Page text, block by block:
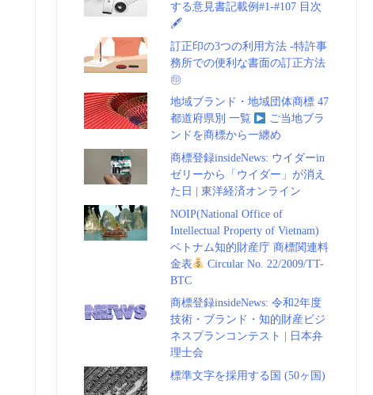
する意見書記載例#1-#107 目次
🖋
訂正印の3つの利用方法 -特許事
務所での便利な書面の訂正方法
㊞
地域ブランド・地域団体商標 47
都道府県別 一覧
ご当地ブラ
ンドを商標から一纏め
商標登録insideNews: ウイダーin
ゼリーから「ウイダー」が消え
た日 | 東洋経済オンライン
NOIP(National Office of
Intellectual Property of Vietnam)
ベトナム知的財産庁 商標関連料
金表
Circular No. 22/2009/TT-
BTC
商標登録insideNews: 令和2年度
技術・ブランド・知的財産ビジ
ネスプランコンテスト | 日本弁
理士会
標準文字を採用する国 (50ヶ国)